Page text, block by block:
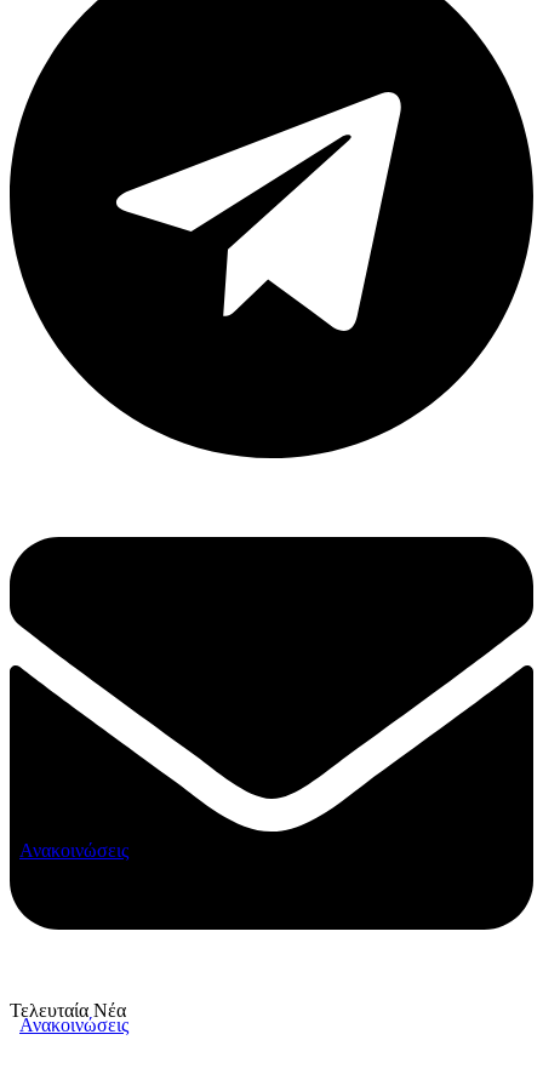
Τελευταία Νέα
Ανακοινώσεις
Ανακοινώσεις